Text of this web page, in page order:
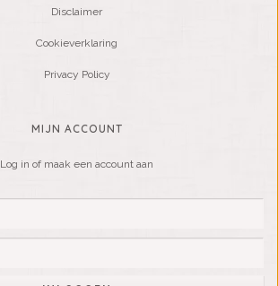
Disclaimer
Cookieverklaring
Privacy Policy
MIJN ACCOUNT
Log in of maak een account aan